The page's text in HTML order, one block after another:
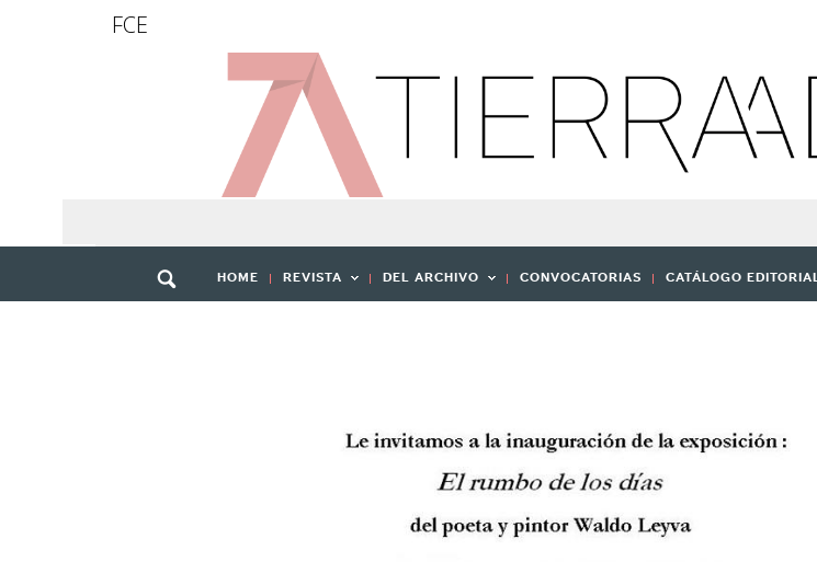
FCE
HOME REVISTA DEL ARCHIVO CONVOCATORIAS CATÁLOGO EDITORIAL